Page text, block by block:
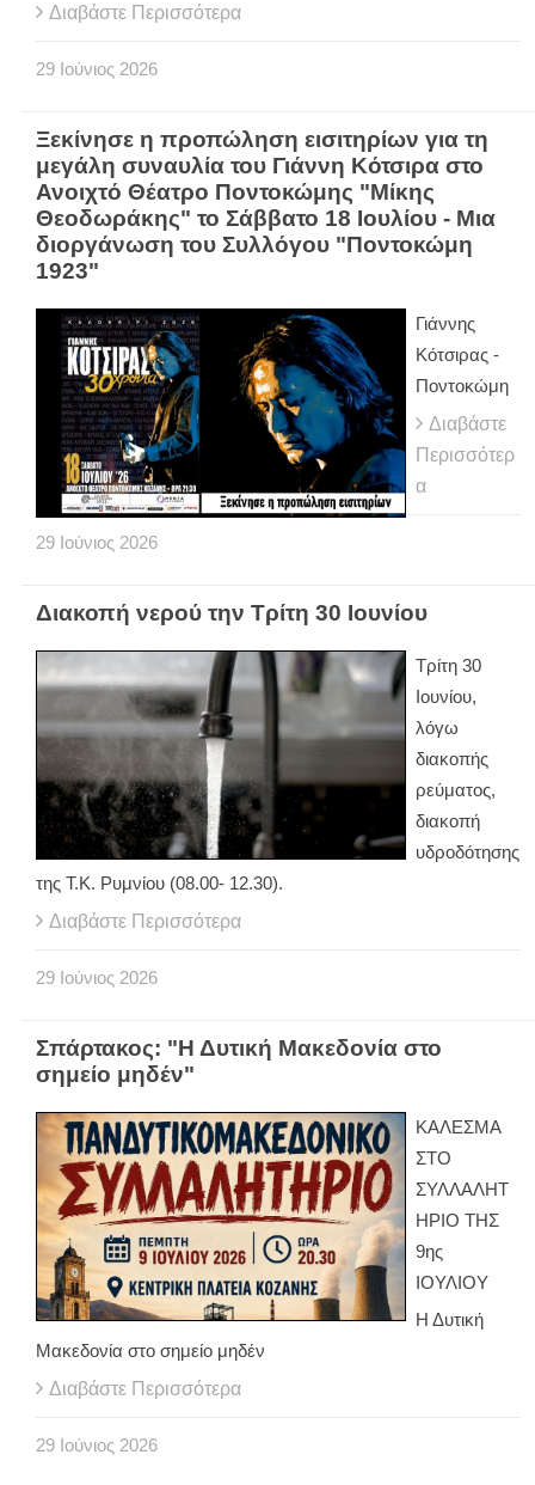
Διαβάστε Περισσότερα
29 Ιούνιος 2026
Ξεκίνησε η προπώληση εισιτηρίων για τη
μεγάλη συναυλία του Γιάννη Κότσιρα στο
Ανοιχτό Θέατρο Ποντοκώμης "Μίκης
Θεοδωράκης" το Σάββατο 18 Ιουλίου - Μια
διοργάνωση του Συλλόγου "Ποντοκώμη
1923"
Γιάννης
Κότσιρας -
Ποντοκώμη
Διαβάστε
Περισσότερ
α
29 Ιούνιος 2026
Διακοπή νερού την Τρίτη 30 Ιουνίου
Τρίτη 30
Ιουνίου,
λόγω
διακοπής
ρεύματος,
διακοπή
υδροδότησης
της Τ.Κ. Ρυμνίου (08.00- 12.30).
Διαβάστε Περισσότερα
29 Ιούνιος 2026
Σπάρτακος: "Η Δυτική Μακεδονία στο
σημείο μηδέν"
ΚΑΛΕΣΜΑ
ΣΤΟ
ΣΥΛΛΑΛΗΤ
ΗΡΙΟ ΤΗΣ
9ης
ΙΟΥΛΙΟΥ
Η Δυτική
Μακεδονία στο σημείο μηδέν
Διαβάστε Περισσότερα
29 Ιούνιος 2026